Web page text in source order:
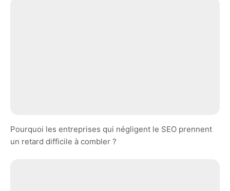
Pourquoi les entreprises qui négligent le SEO prennent
un retard difficile à combler ?